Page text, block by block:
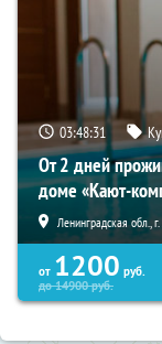
03:48:29
От 2 дней
доме «Кают-
Ленинградская обл.,
от 1200 руб.
до14900руб.